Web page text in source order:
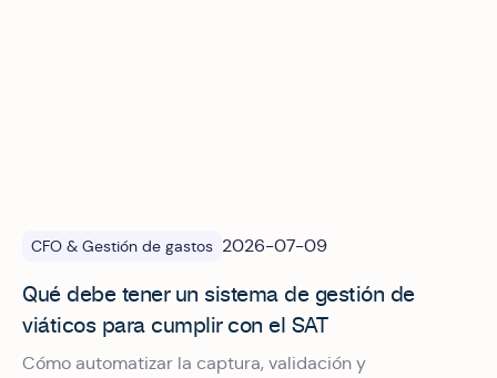
CFO & Gestión de gastos 2026-07-09
Qué debe tener un sistema de gestión de
viáticos para cumplir con el SAT
Cómo automatizar la captura, validación y